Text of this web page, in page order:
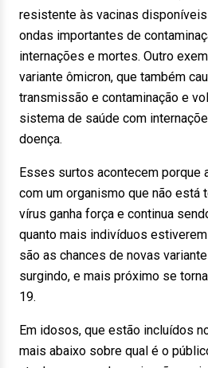
resistente às vacinas disponíveis
ondas importantes de
internações e mortes. Outro
variante ômicron, que também
transmissão e contaminação e
sistema de saúde com
doença.
Esses surtos acontecem porque
com um organismo que não está
vírus ganha força e continua
quanto mais indivíduos
são as chances de novas
surgindo, e mais próximo se
19.
Em idosos, que estão incluídos
mais abaixo sobre qual é o